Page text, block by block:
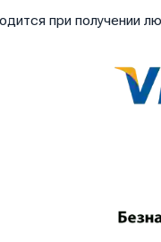
при получении